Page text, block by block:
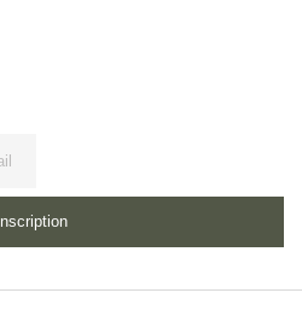
Inscription